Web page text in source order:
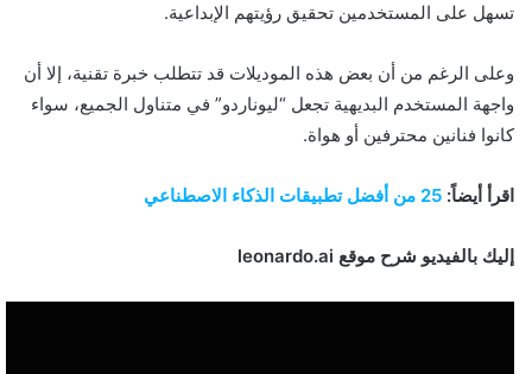
تسهل على المستخدمين تحقيق رؤيتهم الإبداعية.
وعلى الرغم من أن بعض هذه الموديلات قد تتطلب خبرة تقنية، إلا أن
واجهة المستخدم البديهية تجعل “ليوناردو” في متناول الجميع، سواء
كانوا فنانين محترفين أو هواة.
اقرأ أيضاً: 25 من أفضل تطبيقات الذكاء الاصطناعي
إليك بالفيديو شرح موقع leonardo.ai